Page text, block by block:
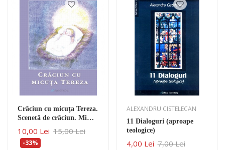
Crăciun cu micuţa Tereza.
Scenetă de crăciun. Micul
ziua de Crăciun
10,00 Lei 15,00 Lei
-33%
ALEXANDRU CISTELECAN
11 Dialoguri (aproape
teologice)
4,00 Lei 7,00 Lei